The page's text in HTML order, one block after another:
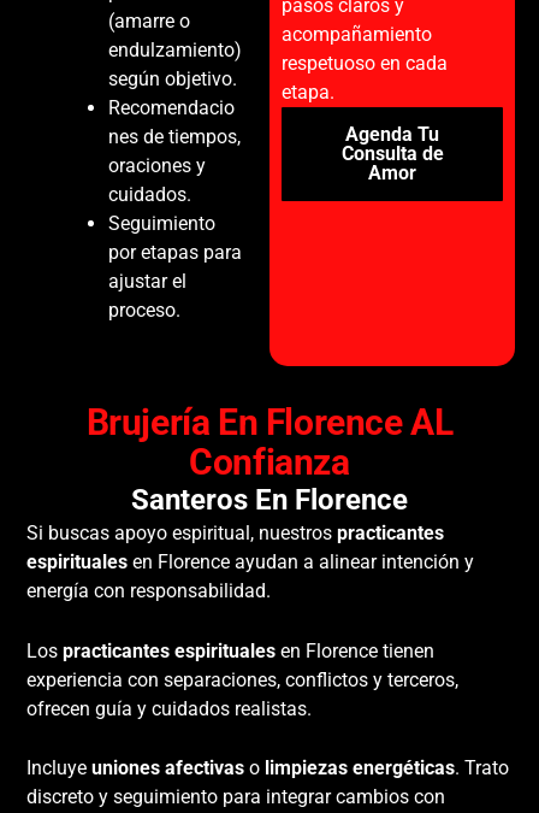
(amarre o
endulzamiento)
según objetivo.
Recomendacio
nes de tiempos,
oraciones y
cuidados.
Seguimiento
por etapas para
ajustar el
proceso.
pasos claros y
acompañamiento
respetuoso en cada
etapa.
Agenda Tu
Consulta de
Amor
Brujería En Florence AL
Confianza
Santeros En Florence
Si buscas apoyo espiritual, nuestros practicantes
espirituales en Florence ayudan a alinear intención y
energía con responsabilidad.
Los practicantes espirituales en Florence tienen
experiencia con separaciones, conflictos y terceros,
ofrecen guía y cuidados realistas.
Incluye uniones afectivas o limpiezas energéticas. Trato
discreto y seguimiento para integrar cambios con